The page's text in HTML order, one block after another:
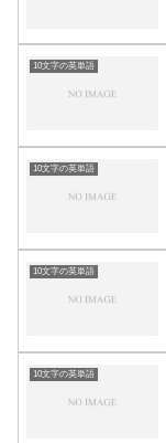
10文字の英単語
10文字の英単語
10文字の英単語
10文字の英単語